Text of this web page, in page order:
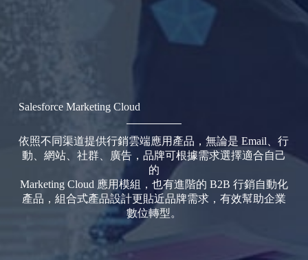
Salesforce Marketing Cloud
依照不同渠道提供行銷雲端應用產品，無論是 Email、行
動、網站、社群、廣告，品牌可根據需求選擇適合自己
的
Marketing Cloud 應用模組，也有進階的 B2B 行銷自動化
產品，組合式產品設計更貼近品牌需求，有效幫助企業
數位轉型。